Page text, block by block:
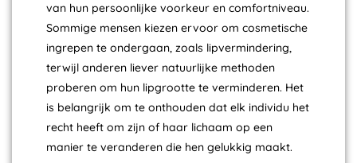
van hun persoonlijke voorkeur en comfortniveau.
Sommige mensen kiezen ervoor om cosmetische
ingrepen te ondergaan, zoals lipvermindering,
terwijl anderen liever natuurlijke methoden
proberen om hun lipgrootte te verminderen. Het
is belangrijk om te onthouden dat elk individu het
recht heeft om zijn of haar lichaam op een
manier te veranderen die hen gelukkig maakt.